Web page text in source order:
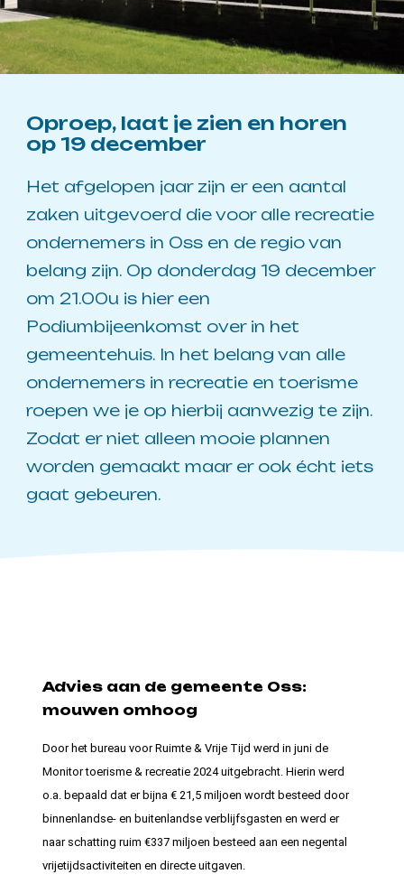
Oproep, laat je zien en horen
op 19 december
Het afgelopen jaar zijn er een aantal
zaken uitgevoerd die voor alle recreatie
ondernemers in Oss en de regio van
belang zijn. Op donderdag 19 december
om 21.00u is hier een
Podiumbijeenkomst over in het
gemeentehuis. In het belang van alle
ondernemers in recreatie en toerisme
roepen we je op hierbij aanwezig te zijn.
Zodat er niet alleen mooie plannen
worden gemaakt maar er ook écht iets
gaat gebeuren.
Advies aan de gemeente Oss:
mouwen omhoog
Door het bureau voor Ruimte & Vrije Tijd werd in juni de
Monitor toerisme & recreatie 2024 uitgebracht. Hierin werd
o.a. bepaald dat er bijna € 21,5 miljoen wordt besteed door
binnenlandse- en buitenlandse verblijfsgasten en werd er
naar schatting ruim €337 miljoen besteed aan een negental
vrijetijdsactiviteiten en directe uitgaven.